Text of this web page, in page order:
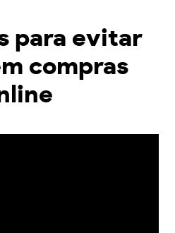
para evitar
compras